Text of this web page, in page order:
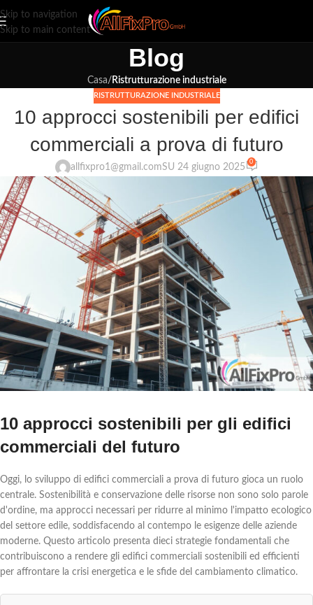
Skip to navigation
Skip to main content
Blog
Casa/ Ristrutturazione industriale
RISTRUTTURAZIONE INDUSTRIALE
10 approcci sostenibili per edifici
commerciali a prova di futuro
allfixpro1@gmail.comSU 24 giugno 2025
0
10 approcci sostenibili per gli edifici
commerciali del futuro
Oggi, lo sviluppo di edifici commerciali a prova di futuro gioca un ruolo
centrale. Sostenibilità e conservazione delle risorse non sono solo parole
d'ordine, ma approcci necessari per ridurre al minimo l'impatto ecologico
del settore edile, soddisfacendo al contempo le esigenze delle aziende
moderne. Questo articolo presenta dieci strategie fondamentali che
contribuiscono a rendere gli edifici commerciali sostenibili ed efficienti
per affrontare la crisi energetica e le sfide del cambiamento climatico.